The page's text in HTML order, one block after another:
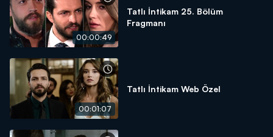
00:00:49
Tatlı İntikam 25. Bölüm
Fragmanı
00:01:07
Tatlı İntikam Web Özel